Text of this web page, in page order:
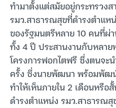
ทำมาตั้งแต่สมัยอยู่กระทรวง
รมว.สาธารณสุขที่ดำรงตำแห
ของรัฐมนตรีหลาย 10 คนที่ผ่า
ทั้ง 4 ปี ประสานงานกับหลาย
โครงการฟอกไตฟรี ซึ่งตนจะ
ครั้ง ซึ่งนายพัฒนา พร้อมพัฒ
ทำให้เห็นภายใน 2 เดือนหรือ
ดำรงตำแหน่ง รมว.สาธารณสุ